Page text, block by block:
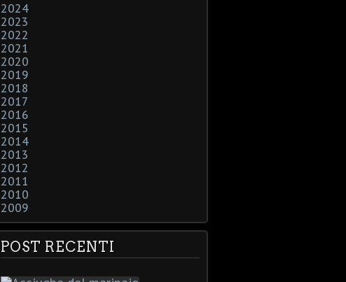
2024
2023
2022
2021
2020
2019
2018
2017
2016
2015
2014
2013
2012
2011
2010
2009
POST RECENTI